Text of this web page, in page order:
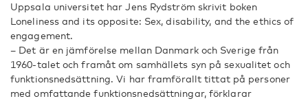
Uppsala universitet har Jens Rydström skrivit boken
Loneliness and its opposite: Sex, disability, and the ethics of
engagement.
­– Det är en jämförelse mellan Danmark och Sverige från
1960-talet och framåt om samhällets syn på sexualitet och
funktionsnedsättning. Vi har framförallt tittat på personer
med omfattande funktionsnedsättningar, förklarar